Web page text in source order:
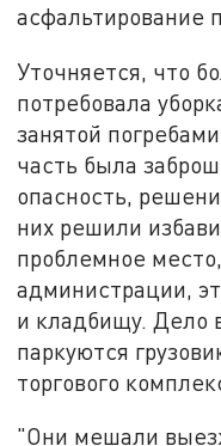
асфальтирование
Уточняется, что
потребовала
занятой
часть была
опасность,
них решили
проблемное
администрации,
и кладбищу. Дело
паркуются
торгового
"Они мешали